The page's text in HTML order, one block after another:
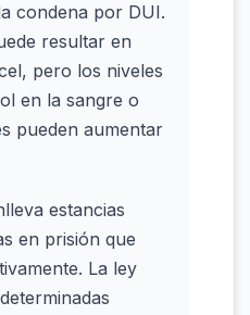
condena por DUI.
resultar en
pero los niveles
en la sangre o
pueden aumentar
estancias
en prisión que
La ley